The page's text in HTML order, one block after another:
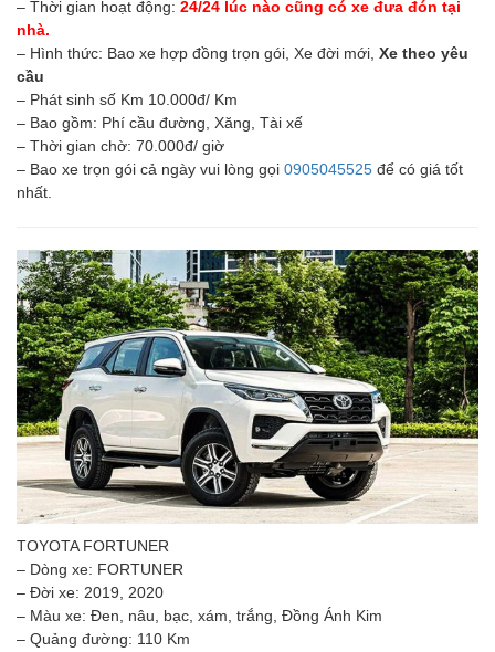
– Thời gian hoạt động: 24/24 lúc nào cũng có xe đưa đón tại
nhà.
– Hình thức: Bao xe hợp đồng trọn gói, Xe đời mới, Xe theo yêu
cầu
– Phát sinh số Km 10.000đ/ Km
– Bao gồm: Phí cầu đường, Xăng, Tài xế
– Thời gian chờ: 70.000đ/ giờ
– Bao xe trọn gói cả ngày vui lòng gọi 0905045525 để có giá tốt
nhất.
TOYOTA FORTUNER
– Dòng xe: FORTUNER
– Đời xe: 2019, 2020
– Màu xe: Đen, nâu, bạc, xám, trắng, Đồng Ánh Kim
– Quảng đường: 110 Km